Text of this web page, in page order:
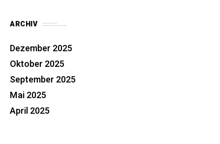
ARCHIV
Dezember 2025
Oktober 2025
September 2025
Mai 2025
April 2025